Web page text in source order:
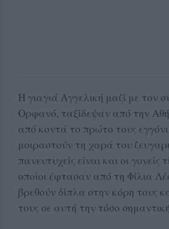
Η γιαγιά Αγγελική μαζί με τον
Ορφανό, ταξίδεψαν από την
από κοντά το πρώτο τους
μοιραστούν τη χαρά του
πανευτυχείς είναι και οι γονείς
οποίοι έφτασαν από τη Φίλια
βρεθούν δίπλα στην κόρη τους
τους σε αυτή την τόσο